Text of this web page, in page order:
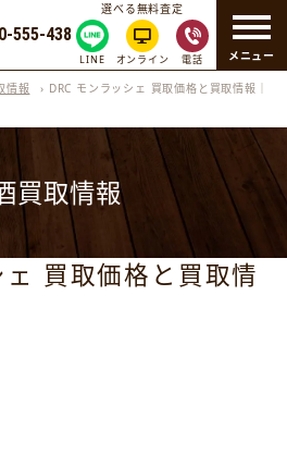
メニュー
555-438
選べる無料査定
LINE オンライン 電話
情報 › DRC モンラッシェ 買取価格と買取情報｜
買取情報
買取価格と買取情